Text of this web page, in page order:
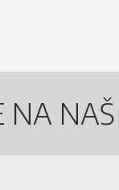
NA